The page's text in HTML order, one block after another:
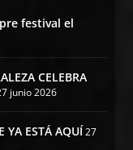
pre festival el
CELEBRA
junio 2026
YA ESTÁ AQUÍ 27